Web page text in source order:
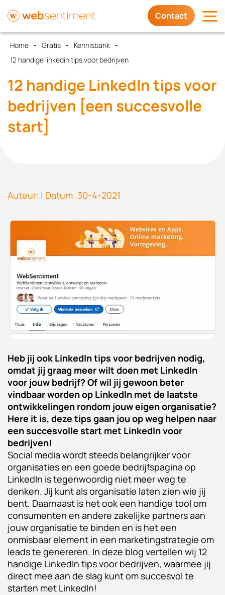
Diensten
Waarom wij
Trots op
Contact
Home Gratis
Kennisbank
12 handige linkedin tips voor bedrijven
12 handige LinkedIn tips voor
bedrijven [een succesvolle
start]
Auteur: | Datum: 30-4-2021
Heb jij ook LinkedIn tips voor bedrijven nodig,
omdat jij graag meer wilt doen met LinkedIn
voor jouw bedrijf? Of wil jij gewoon beter
vindbaar worden op LinkedIn met de laatste
ontwikkelingen rondom jouw eigen organisatie?
Here it is, deze tips gaan jou op weg helpen naar
een succesvolle start met LinkedIn voor
bedrijven!
Social media wordt steeds belangrijker voor
organisaties en een goede bedrijfspagina op
LinkedIn is tegenwoordig niet meer weg te
denken. Jij kunt als organisatie laten zien wie jij
bent. Daarnaast is het ook een handige tool om
consumenten en andere zakelijke partners aan
jouw organisatie te binden en is het een
onmisbaar element in een marketingstrategie om
leads te genereren. In deze blog vertellen wij 12
handige LinkedIn tips voor bedrijven, waarmee jij
direct mee aan de slag kunt om succesvol te
starten met LinkedIn!